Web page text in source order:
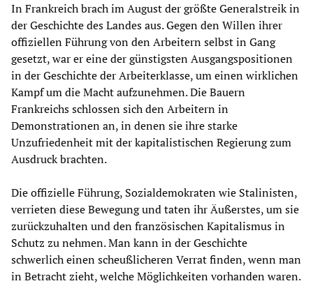
In Frankreich brach im August der größte Generalstreik in
der Geschichte des Landes aus. Gegen den Willen ihrer
offiziellen Führung von den Arbeitern selbst in Gang
gesetzt, war er eine der günstigsten Ausgangspositionen
in der Geschichte der Arbeiterklasse, um einen wirklichen
Kampf um die Macht aufzunehmen. Die Bauern
Frankreichs schlossen sich den Arbeitern in
Demonstrationen an, in denen sie ihre starke
Unzufriedenheit mit der kapitalistischen Regierung zum
Ausdruck brachten.
Die offizielle Führung, Sozialdemokraten wie Stalinisten,
verrieten diese Bewegung und taten ihr Äußerstes, um sie
zurückzuhalten und den französischen Kapitalismus in
Schutz zu nehmen. Man kann in der Geschichte
schwerlich einen scheußlicheren Verrat finden, wenn man
in Betracht zieht, welche Möglichkeiten vorhanden waren.